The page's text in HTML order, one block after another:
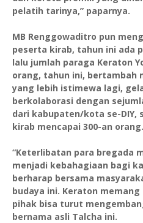
pelatih tarinya,” paparnya.
MB Renggowaditro pun
peserta kirab, tahun ini ada
lalu jumlah paraga Keraton
orang, tahun ini, bertambah
yang lebih istimewa lagi,
berkolaborasi dengan
dari kabupaten/kota se-
kirab mencapai 300-an orang.
“Keterlibatan para bregada
menjadi kebahagiaan bagi
berharap bersama
budaya ini. Keraton
pihak bisa turut
bernama asli Talcha ini.